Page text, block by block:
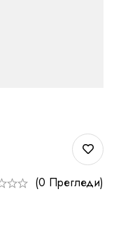
(0 Прегледи)